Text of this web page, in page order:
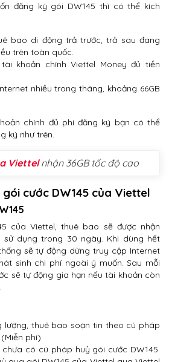
đăng ký gói DW145 thì có thể kích
bao di động trả trước, trả sau đang
trên toàn quốc.
khoản chính Viettel Money đủ tiền
nhiều trong tháng, khoảng 66GB
chính đủ phí đăng ký bạn có thể
ký như trên.
Viettelnhận 36GB tốc độ cao
cước DW145 của Viettel
của Viettel, thuê bao sẽ được nhận
sử dụng trong 30 ngày. Khi dùng hết
sẽ tự động dừng truy cập Internet
sinh chi phí ngoài ý muốn. Sau mỗi
sẽ tự động gia hạn nếu tài khoản còn
lượng, thuê bao soạn tin theo cú pháp
(Miễn phí)
có cú pháp huỷ gói cước DW145.